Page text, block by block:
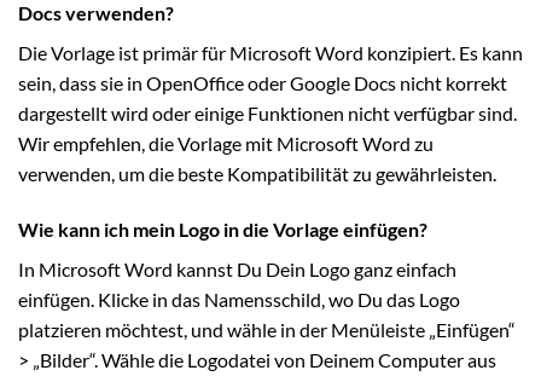
Docs verwenden?
Die Vorlage ist primär für Microsoft Word konzipiert. Es kann
sein, dass sie in OpenOffice oder Google Docs nicht korrekt
dargestellt wird oder einige Funktionen nicht verfügbar sind.
Wir empfehlen, die Vorlage mit Microsoft Word zu
verwenden, um die beste Kompatibilität zu gewährleisten.
Wie kann ich mein Logo in die Vorlage einfügen?
In Microsoft Word kannst Du Dein Logo ganz einfach
einfügen. Klicke in das Namensschild, wo Du das Logo
platzieren möchtest, und wähle in der Menüleiste „Einfügen“
> „Bilder“. Wähle die Logodatei von Deinem Computer aus